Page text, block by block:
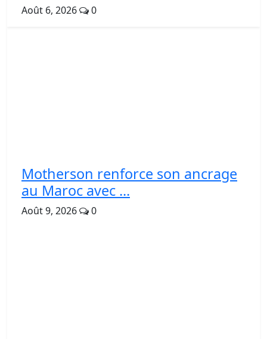
Août 6, 2026 0
Motherson renforce son ancrage
au Maroc avec ...
Août 9, 2026 0